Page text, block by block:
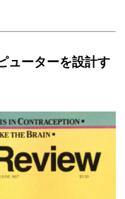
ューターを設計す